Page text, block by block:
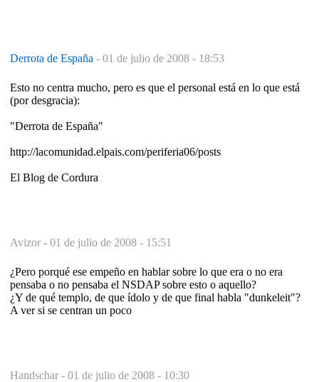
Derrota de España - 01 de julio de 2008 - 18:53
Esto no centra mucho, pero es que el personal está en lo que está
(por desgracia):
"Derrota de España"
http://lacomunidad.elpais.com/periferia06/posts
El Blog de Cordura
Avizor - 01 de julio de 2008 - 15:51
¿Pero porqué ese empeño en hablar sobre lo que era o no era
pensaba o no pensaba el NSDAP sobre esto o aquello?
¿Y de qué templo, de que ídolo y de que final habla "dunkeleit"?
A ver si se centran un poco
Handschar - 01 de julio de 2008 - 10:30